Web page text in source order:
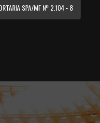
SPA/MF Nº 2.104 - 8